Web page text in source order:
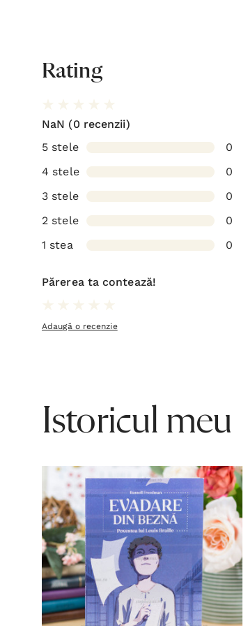
Rating
NaN (0 recenzii)
5 stele
0
4 stele
0
3 stele
0
2 stele
0
1 stea
0
Părerea ta contează!
Adaugă o recenzie
Istoricul meu